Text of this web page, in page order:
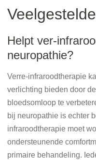
Helpt ver-
neuropathie?
Verre-infraroodtherapie
verlichting bieden door
bloedsomloop te
bij neuropathie is echter
infraroodtherapie moet
ondersteunende
primaire behandeling.